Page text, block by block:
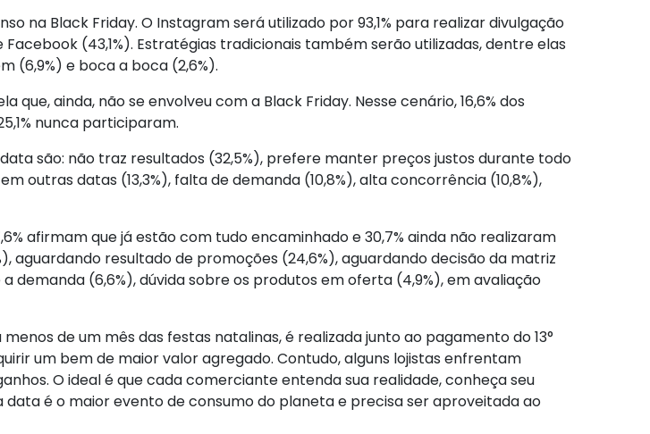
na Black Friday. O Instagram será utilizado por 93,1% para realizar divulgação
(43,1%). Estratégias tradicionais também serão utilizadas, dentre elas
(6,9%) e boca a boca (2,6%).
ainda, não se envolveu com a Black Friday. Nesse cenário, 16,6% dos
nunca participaram.
são: não traz resultados (32,5%), prefere manter preços justos durante todo
outras datas (13,3%), falta de demanda (10,8%), alta concorrência (10,8%),
afirmam que já estão com tudo encaminhado e 30,7% ainda não realizaram
aguardando resultado de promoções (24,6%), aguardando decisão da matriz
demanda (6,6%), dúvida sobre os produtos em oferta (4,9%), em avaliação
de um mês das festas natalinas, é realizada junto ao pagamento do 13°
um bem de maior valor agregado. Contudo, alguns lojistas enfrentam
O ideal é que cada comerciante entenda sua realidade, conheça seu
é o maior evento de consumo do planeta e precisa ser aproveitada ao